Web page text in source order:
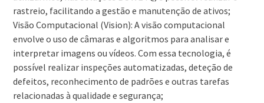
rastreio, facilitando a gestão e manutenção de ativos;
Visão Computacional (Vision): A visão computacional
envolve o uso de câmaras e algoritmos para analisar e
interpretar imagens ou vídeos. Com essa tecnologia, é
possível realizar inspeções automatizadas, deteção de
defeitos, reconhecimento de padrões e outras tarefas
relacionadas à qualidade e segurança;